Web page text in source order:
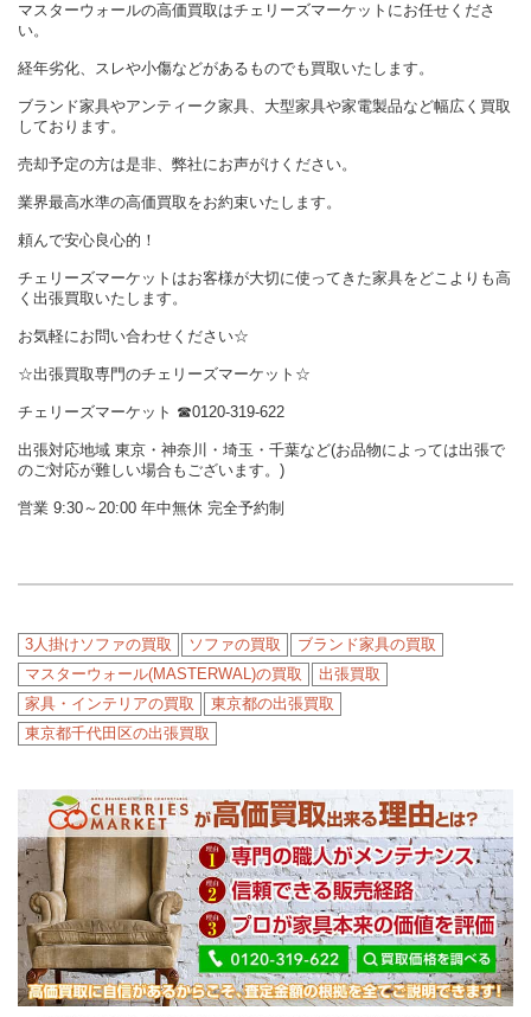
マスターウォールの高価買取はチェリーズマーケットにお任せくださ
い。
経年劣化、スレや小傷などがあるものでも買取いたします。
ブランド家具やアンティーク家具、大型家具や家電製品など幅広く買取
しております。
売却予定の方は是非、弊社にお声がけください。
業界最高水準の高価買取をお約束いたします。
頼んで安心良心的！
チェリーズマーケットはお客様が大切に使ってきた家具をどこよりも高
く出張買取いたします。
お気軽にお問い合わせください☆
☆出張買取専門のチェリーズマーケット☆
チェリーズマーケット ☎︎0120-319-622
出張対応地域 東京・神奈川・埼玉・千葉など(お品物によっては出張で
のご対応が難しい場合もございます。)
営業 9:30～20:00 年中無休 完全予約制
3人掛けソファの買取 ソファの買取
ブランド家具の買取
マスターウォール(MASTERWAL)の買取
出張買取
家具・インテリアの買取
東京都の出張買取
東京都千代田区の出張買取